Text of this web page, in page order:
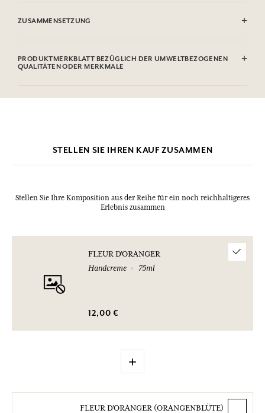
ZUSAMMENSETZUNG
Distearate, Decyl Oleate, Parfum (Fragrance), Glyceryl Stearate Se,
Palmitic Acid, Stearic Acid, Oryza Sativa (Rice) Starch,
PRODUKTMERKBLATT BEZÜGLICH DER UMWELTBEZOGENEN
QUALITÄTEN ODER MERKMALE
Bitte konsultieren Sie die Umweltqualitäten oder -merkmale, indem
STELLEN SIE IHREN KAUF ZUSAMMEN
Stellen Sie Ihre Komposition aus der Reihe für ein noch reichhaltigeres
Erlebnis zusammen
FLEUR D'ORANGER
Handcreme
75ml
12,00 €
+
FLEUR D'ORANGER (ORANGENBLÜTE)